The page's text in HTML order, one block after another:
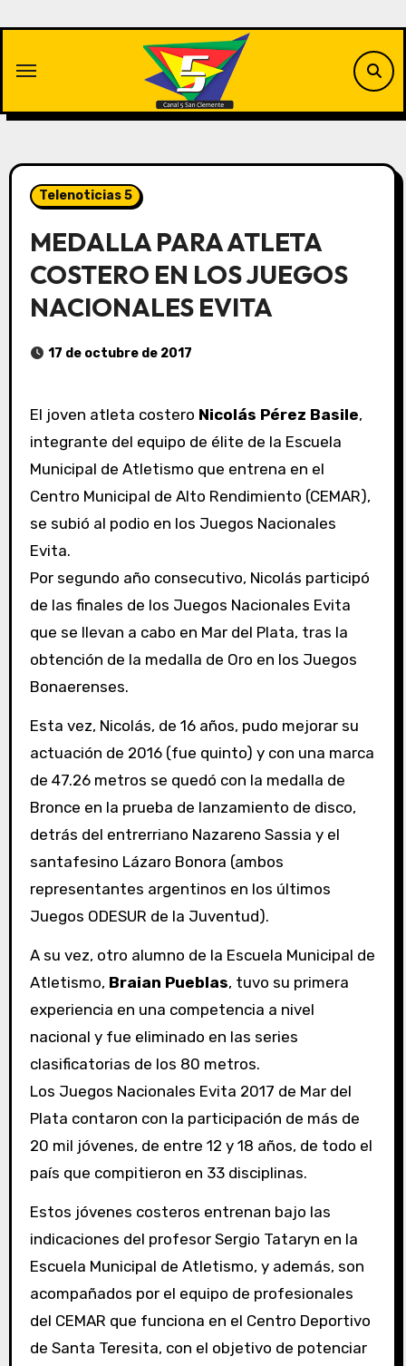
contenido
Telenoticias 5
MEDALLA PARA ATLETA
COSTERO EN LOS JUEGOS
NACIONALES EVITA
17 de octubre de 2017
El joven atleta costero Nicolás Pérez Basile,
integrante del equipo de élite de la Escuela
Municipal de Atletismo que entrena en el
Centro Municipal de Alto Rendimiento (CEMAR),
se subió al podio en los Juegos Nacionales
Evita.
Por segundo año consecutivo, Nicolás participó
de las finales de los Juegos Nacionales Evita
que se llevan a cabo en Mar del Plata, tras la
obtención de la medalla de Oro en los Juegos
Bonaerenses.
Esta vez, Nicolás, de 16 años, pudo mejorar su
actuación de 2016 (fue quinto) y con una marca
de 47.26 metros se quedó con la medalla de
Bronce en la prueba de lanzamiento de disco,
detrás del entrerriano Nazareno Sassia y el
santafesino Lázaro Bonora (ambos
representantes argentinos en los últimos
Juegos ODESUR de la Juventud).
A su vez, otro alumno de la Escuela Municipal de
Atletismo, Braian Pueblas, tuvo su primera
experiencia en una competencia a nivel
nacional y fue eliminado en las series
clasificatorias de los 80 metros.
Los Juegos Nacionales Evita 2017 de Mar del
Plata contaron con la participación de más de
20 mil jóvenes, de entre 12 y 18 años, de todo el
país que compitieron en 33 disciplinas.
Estos jóvenes costeros entrenan bajo las
indicaciones del profesor Sergio Tataryn en la
Escuela Municipal de Atletismo, y además, son
acompañados por el equipo de profesionales
del CEMAR que funciona en el Centro Deportivo
de Santa Teresita, con el objetivo de potenciar